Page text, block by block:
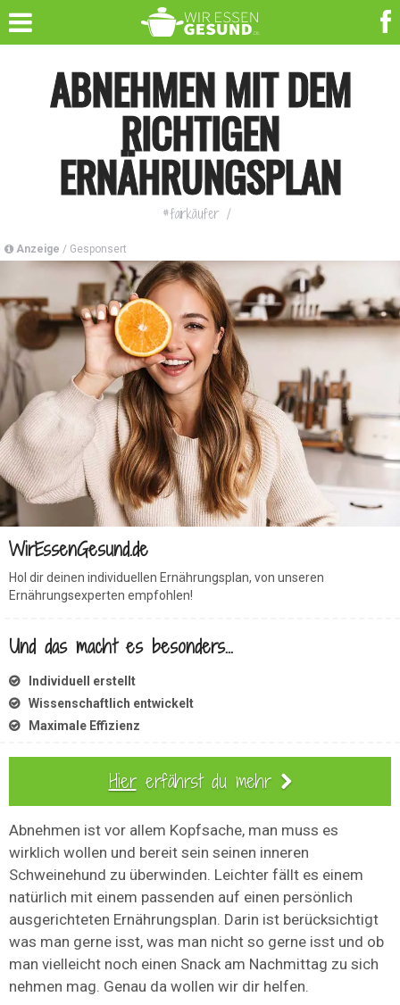
ABNEHMEN MIT DEM
RICHTIGEN
ERNÄHRUNGSPLAN
#fairkäufer /
Anzeige / Gesponsert
WirEssenGesund.de
Hol dir deinen individuellen Ernährungsplan, von unseren
Ernährungsexperten empfohlen!
Und das macht es besonders...
Individuell erstellt
Wissenschaftlich entwickelt
Maximale Effizienz
Hiererfährst du mehr
Abnehmen ist vor allem Kopfsache, man muss es
wirklich wollen und bereit sein seinen inneren
Schweinehund zu überwinden. Leichter fällt es einem
natürlich mit einem passenden auf einen persönlich
ausgerichteten Ernährungsplan. Darin ist berücksichtigt
was man gerne isst, was man nicht so gerne isst und ob
man vielleicht noch einen Snack am Nachmittag zu sich
nehmen mag. Genau da wollen wir dir helfen.